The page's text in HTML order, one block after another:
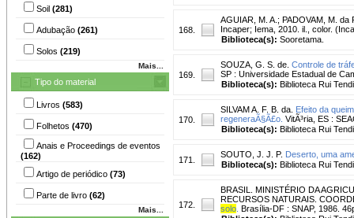
Soil (281)
Adubação (261)
Solos (219)
Mais...
Tipo do material
Livros (583)
Folhetos (470)
Anais e Proceedings de eventos
(162)
Artigo de periódico (73)
Parte de livro (62)
Mais...
168.
AGUIAR, M. A. ; PADOVAM, M. da
Incaper; Iema, 2010. il., color.
Biblioteca(s): Sooretama.
169.
SOUZA, G. S. de. Controle de
SP : Universidade Estadual de
Biblioteca(s): Biblioteca Rui
170.
SILVAM A. F. B. da. Efeito da
regeneraÃ§Ã£o. VitÃ³ria, ES :
Biblioteca(s): Biblioteca Rui
171.
SOUTO, J. J. P. Deserto, uma
Biblioteca(s): Biblioteca Rui
172.
BRASIL. MINISTÉRIO DA
RECURSOS NATURAIS.
solo Brasília-DF : SNAP, 1986.